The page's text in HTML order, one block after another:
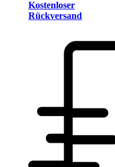
Kostenloser
Rückversand